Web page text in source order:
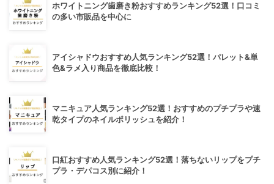
ホワイトニング歯磨き粉おすすめランキング52選！口コミ
の多い市販品を中心に
アイシャドウおすすめ人気ランキング52選！パレット&単
色&ラメ入り商品を徹底比較！
マニキュア人気ランキング52選！おすすめのプチプラや速
乾タイプのネイルポリッシュを紹介！
口紅おすすめ人気ランキング52選！落ちないリップをプチ
プラ・デパコス別に紹介！